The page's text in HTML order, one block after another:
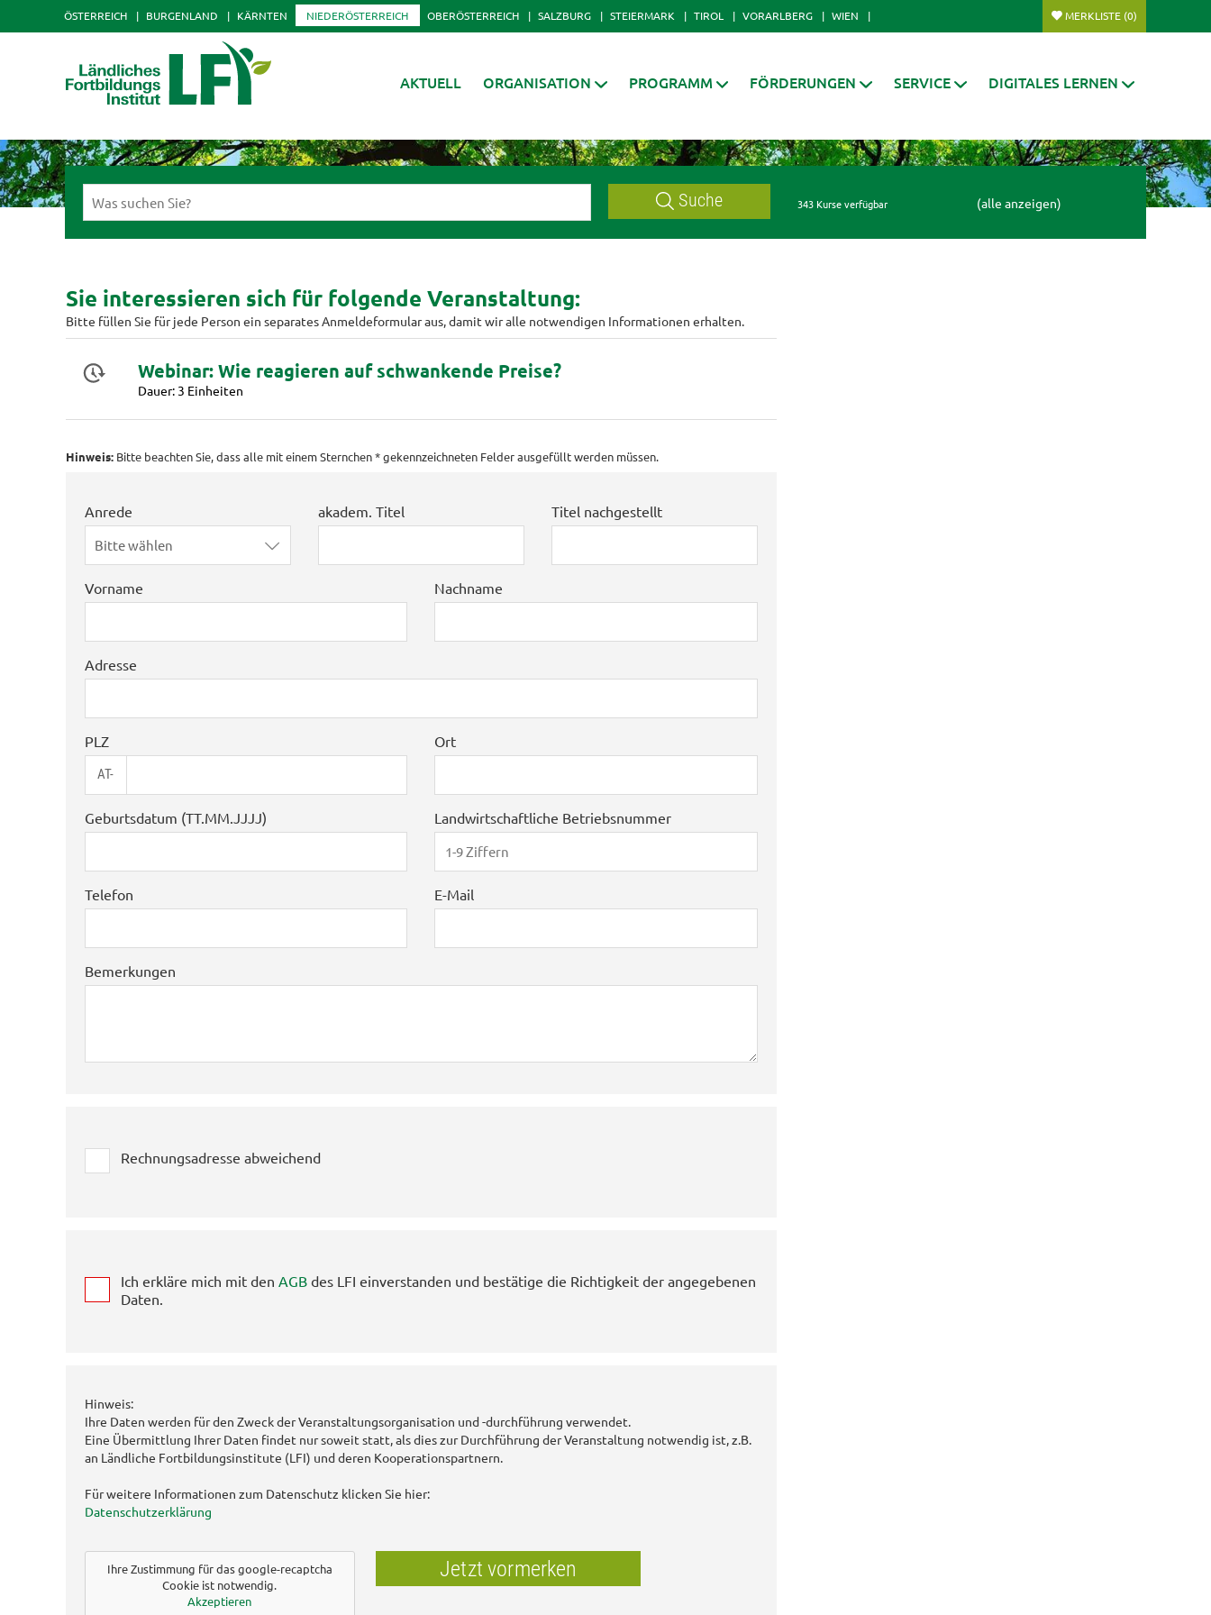
ÖSTERREICH BURGENLAND KÄRNTEN NIEDERÖSTERREICH OBERÖSTERREICH SALZBURG STEIERMARK TIROL VORARLBERG WIEN MERKLISTE (0)
AKTUELL ORGANISATION PROGRAMM FÖRDERUNGEN SERVICE DIGITALES LERNEN
Suche 343 Kurse verfügbar (alle anzeigen)
Sie interessieren sich für folgende Veranstaltung:
Bitte füllen Sie für jede Person ein separates Anmeldeformular aus, damit wir alle notwendigen Informationen erhalten.
Webinar: Wie reagieren auf schwankende Preise?
Dauer: 3 Einheiten
Hinweis:Bitte beachten Sie, dass alle mit einem Sternchen * gekennzeichneten Felder ausgefüllt werden müssen.
Anrede
Bitte wählen
akadem. Titel Titel nachgestellt
Vorname Nachname
Adresse
PLZ
AT-
Ort
Geburtsdatum (TT.MM.JJJJ) Landwirtschaftliche Betriebsnummer
Telefon E-Mail
Bemerkungen
Rechnungsadresse abweichend
Ich erkläre mich mit den AGBdes LFI einverstanden und bestätige die Richtigkeit der angegebenen
Daten.
Hinweis:
Ihre Daten werden für den Zweck der Veranstaltungsorganisation und -durchführung verwendet.
Eine Übermittlung Ihrer Daten findet nur soweit statt, als dies zur Durchführung der Veranstaltung notwendig ist, z.B.
an Ländliche Fortbildungsinstitute (LFI) und deren Kooperationspartnern.
Für weitere Informationen zum Datenschutz klicken Sie hier:
Datenschutzerklärung
Ihre Zustimmung für das google-recaptcha
Cookie ist notwendig.
Akzeptieren
Jetzt vormerken